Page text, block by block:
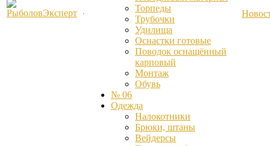
Торпеды
Трубочки
Удилища
Оснастки готовые
Поводок оснащённый
карповый
Монтаж
Обувь
№ 06
Одежда
Налокотники
Брюки, штаны
Вейдерсы